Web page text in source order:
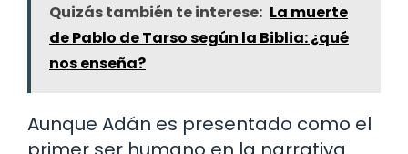
Quizás también te interese: La muerte
de Pablo de Tarso según la Biblia: ¿qué
nos enseña?
Aunque Adán es presentado como el